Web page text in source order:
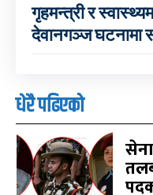
गृहमन्त्री र
देवानगञ्ज घटनामा
धेरै पढिएको